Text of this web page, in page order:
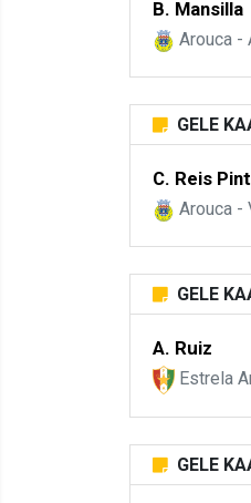
B. Mansilla
Arouca -
GELE
C. Reis
Arouca -
GELE
A. Ruiz
Estrela
GELE